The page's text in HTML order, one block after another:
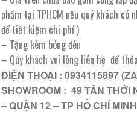
phẩm tại TPHCM nếu quý khách
để tiết kiệm chi phí )
– Tặng kèm bóng đèn
– Qúy khách vui lòng liên hệ để
ĐIỆN THOẠI : 0934115897
SHOWROOM : 49 TÂN THỚI
– QUẬN 12 – TP HỒ CHÍ MINH